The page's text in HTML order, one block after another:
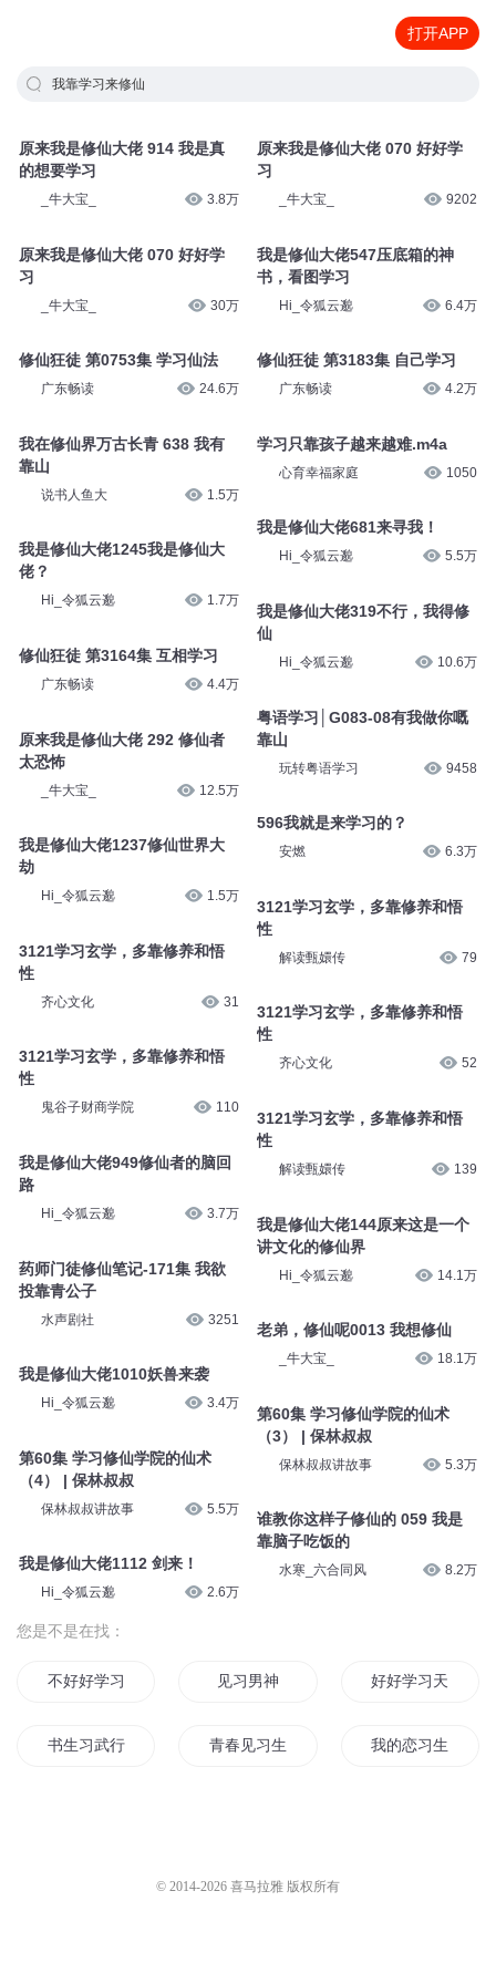
打开APP
我靠学习来修仙
原来我是修仙大佬 914 我是真
的想要学习
_牛大宝_ 3.8万
原来我是修仙大佬 070 好好学
习
_牛大宝_ 30万
修仙狂徒 第0753集 学习仙法
广东畅读 24.6万
我在修仙界万古长青 638 我有
靠山
说书人鱼大 1.5万
我是修仙大佬1245我是修仙大
佬？
Hi_令狐云邈 1.7万
修仙狂徒 第3164集 互相学习
广东畅读 4.4万
原来我是修仙大佬 292 修仙者
太恐怖
_牛大宝_ 12.5万
我是修仙大佬1237修仙世界大
劫
Hi_令狐云邈 1.5万
3121学习玄学，多靠修养和悟
性
齐心文化 31
3121学习玄学，多靠修养和悟
性
鬼谷子财商学院 110
我是修仙大佬949修仙者的脑回
路
Hi_令狐云邈 3.7万
药师门徒修仙笔记-171集 我欲
投靠青公子
水声剧社 3251
我是修仙大佬1010妖兽来袭
Hi_令狐云邈 3.4万
第60集 学习修仙学院的仙术
（4） | 保林叔叔
保林叔叔讲故事 5.5万
我是修仙大佬1112 剑来！
Hi_令狐云邈 2.6万
原来我是修仙大佬 070 好好学
习
_牛大宝_ 9202
我是修仙大佬547压底箱的神
书，看图学习
Hi_令狐云邈 6.4万
修仙狂徒 第3183集 自己学习
广东畅读 4.2万
学习只靠孩子越来越难.m4a
心育幸福家庭 1050
我是修仙大佬681来寻我！
Hi_令狐云邈 5.5万
我是修仙大佬319不行，我得修
仙
Hi_令狐云邈 10.6万
粤语学习│G083-08有我做你嘅
靠山
玩转粤语学习 9458
596我就是来学习的？
安燃 6.3万
3121学习玄学，多靠修养和悟
性
解读甄嬛传 79
3121学习玄学，多靠修养和悟
性
齐心文化 52
3121学习玄学，多靠修养和悟
性
解读甄嬛传 139
我是修仙大佬144原来这是一个
讲文化的修仙界
Hi_令狐云邈 14.1万
老弟，修仙呢0013 我想修仙
_牛大宝_ 18.1万
第60集 学习修仙学院的仙术
（3） | 保林叔叔
保林叔叔讲故事 5.3万
谁教你这样子修仙的 059 我是
靠脑子吃饭的
水寒_六合同风 8.2万
您是不是在找：
不好好学习却来修真的我 见习男神 好好学习天天恋爱
书生习武行天下 青春见习生 我的恋习生
© 2014-2026 喜马拉雅 版权所有